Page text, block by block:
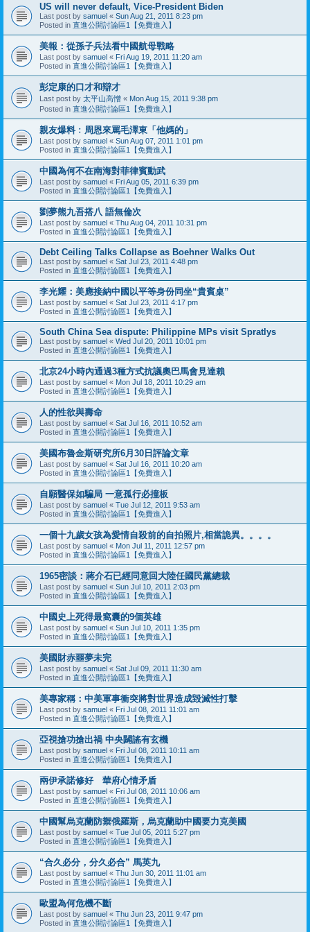
US will never default, Vice-President Biden
Last post by samuel « Sun Aug 21, 2011 8:23 pm
Posted in 直進公開討論區1【免費進入】
美報：從孫子兵法看中國航母戰略
Last post by samuel « Fri Aug 19, 2011 11:20 am
Posted in 直進公開討論區1【免費進入】
彭定康的口才和辯才
Last post by 太平山高憎 « Mon Aug 15, 2011 9:38 pm
Posted in 直進公開討論區1【免費進入】
親友爆料﹕周恩來罵毛澤東「他媽的」
Last post by samuel « Sun Aug 07, 2011 1:01 pm
Posted in 直進公開討論區1【免費進入】
中國為何不在南海對菲律賓動武
Last post by samuel « Fri Aug 05, 2011 6:39 pm
Posted in 直進公開討論區1【免費進入】
劉夢熊九吾搭八 語無倫次
Last post by samuel « Thu Aug 04, 2011 10:31 pm
Posted in 直進公開討論區1【免費進入】
Debt Ceiling Talks Collapse as Boehner Walks Out
Last post by samuel « Sat Jul 23, 2011 4:48 pm
Posted in 直進公開討論區1【免費進入】
李光耀：美應接納中國以平等身份同坐“貴賓桌”
Last post by samuel « Sat Jul 23, 2011 4:17 pm
Posted in 直進公開討論區1【免費進入】
South China Sea dispute: Philippine MPs visit Spratlys
Last post by samuel « Wed Jul 20, 2011 10:01 pm
Posted in 直進公開討論區1【免費進入】
北京24小時內通過3種方式抗議奧巴馬會見達賴
Last post by samuel « Mon Jul 18, 2011 10:29 am
Posted in 直進公開討論區1【免費進入】
人的性欲與壽命
Last post by samuel « Sat Jul 16, 2011 10:52 am
Posted in 直進公開討論區1【免費進入】
美國布魯金斯研究所6月30日評論文章
Last post by samuel « Sat Jul 16, 2011 10:20 am
Posted in 直進公開討論區1【免費進入】
自願醫保如騙局 一意孤行必撞板
Last post by samuel « Tue Jul 12, 2011 9:53 am
Posted in 直進公開討論區1【免費進入】
一個十九歲女孩為愛情自殺前的自拍照片,相當詭異。。。。
Last post by samuel « Mon Jul 11, 2011 12:57 pm
Posted in 直進公開討論區1【免費進入】
1965密談：蔣介石已經同意回大陸任國民黨總裁
Last post by samuel « Sun Jul 10, 2011 2:03 pm
Posted in 直進公開討論區1【免費進入】
中國史上死得最窩囊的9個英雄
Last post by samuel « Sun Jul 10, 2011 1:35 pm
Posted in 直進公開討論區1【免費進入】
美國財赤噩夢未完
Last post by samuel « Sat Jul 09, 2011 11:30 am
Posted in 直進公開討論區1【免費進入】
美專家稱：中美軍事衝突將對世界造成毀滅性打擊
Last post by samuel « Fri Jul 08, 2011 11:01 am
Posted in 直進公開討論區1【免費進入】
亞視搶功搶出禍 中央闢謠有玄機
Last post by samuel « Fri Jul 08, 2011 10:11 am
Posted in 直進公開討論區1【免費進入】
兩伊承諾修好 華府心情矛盾
Last post by samuel « Fri Jul 08, 2011 10:06 am
Posted in 直進公開討論區1【免費進入】
中國幫烏克蘭防禦俄羅斯，烏克蘭助中國要力克美國
Last post by samuel « Tue Jul 05, 2011 5:27 pm
Posted in 直進公開討論區1【免費進入】
“合久必分，分久必合” 馬英九
Last post by samuel « Thu Jun 30, 2011 11:01 am
Posted in 直進公開討論區1【免費進入】
歐盟為何危機不斷
Last post by samuel « Thu Jun 23, 2011 9:47 pm
Posted in 直進公開討論區1【免費進入】